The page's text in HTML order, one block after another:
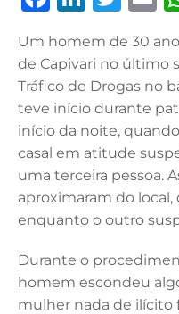
c
e
b
o
o
k
k
e
dI
n
it
te
r
l
Um homem de 30
de Capivari no último
Tráfico de Drogas no
teve início durante
início da noite,
casal em atitude
uma terceira pessoa.
aproximaram do local,
enquanto o outro
Durante o
homem escondeu
mulher nada de ilícito